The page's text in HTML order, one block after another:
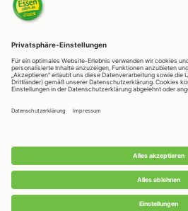
beantworten wir deine
Kontaktiere
Rapunzelstr. 1, 87764 Legau
veggie@rapunzel.de
RAPUNZEL NATURKOST GmbH © 2026 •